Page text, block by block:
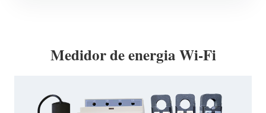
Medidor de energia Wi-Fi